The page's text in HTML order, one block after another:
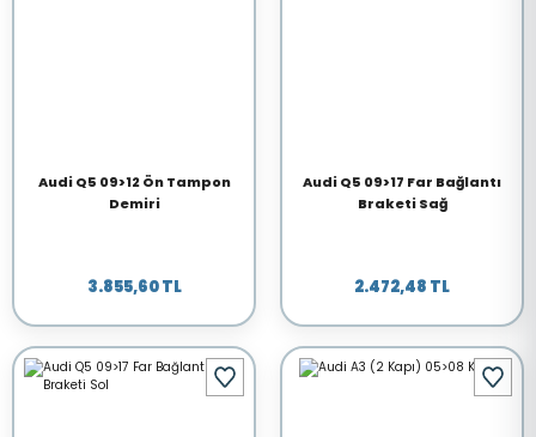
Audi Q5 09>12 Ön Tampon
Demiri
3.855,60 TL
Audi Q5 09>17 Far Bağlantı
Braketi Sağ
2.472,48 TL